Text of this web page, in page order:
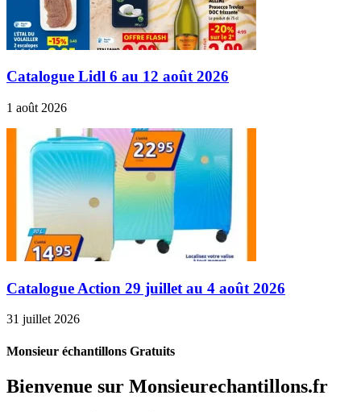
Catalogue Lidl 6 au 12 août 2026
1 août 2026
Catalogue Action 29 juillet au 4 août 2026
31 juillet 2026
Monsieur échantillons Gratuits
Bienvenue sur Monsieurechantillons.fr